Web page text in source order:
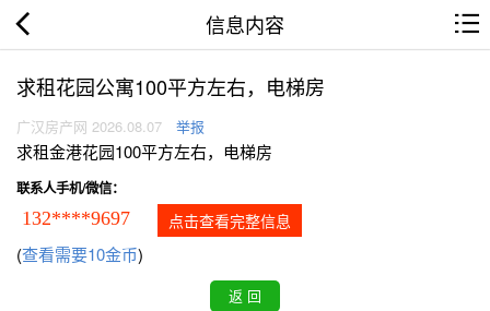
信息内容
求租花园公寓100平方左右，电梯房
广汉房产网 2026.08.07 举报
求租金港花园100平方左右，电梯房
联系人手机/微信：
132****9697 点击查看完整信息
(查看需要10金币)